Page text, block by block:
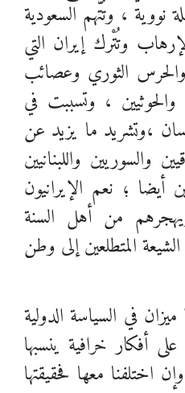
نووية ، وتُتَّهم السعودية
وتُتْرك إيران التي
الثوري وعصائب
، وتسببت في
،وتشريد ما يزيد عن
والسوريين واللبنانيين
أيضا ؛ نعم الإيرانيون
من أهل السنة
المتطلعين إلى وطن
في السياسة الدولية
على أفكار خرافية ينسبها
اختلفنا معها فحقيقتها